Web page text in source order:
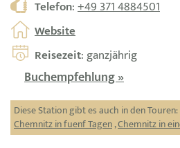
Telefon:+49 371 4884501
Website
Reisezeit: ganzjährig
Buchempfehlung »
Diese Station gibt es auch in den Touren:
Chemnitz in fuenf Tagen,Chemnitz in